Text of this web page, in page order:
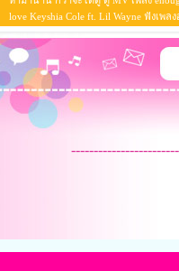
love Keyshia Cole ft. Lil Wayne ฟังเพล